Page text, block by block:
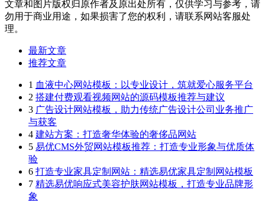
文章和图片版权归原作者及原出处所有，仅供学习与参考，请
勿用于商业用途，如果损害了您的权利，请联系网站客服处
理。
最新文章
推荐文章
1 血液中心网站模板：以专业设计，筑就爱心服务平台
2 搭建付费观看视频网站的源码模板推荐与建议
3 广告设计网站模板，助力传统广告设计公司业务推广
与获客
4 建站方案：打造奢华体验的奢侈品网站
5 易优CMS外贸网站模板推荐：打造专业形象与优质体
验
6 打造专业家具定制网站：精选易优家具定制网站模板
7 精选易优响应式美容护肤网站模板，打造专业品牌形
象